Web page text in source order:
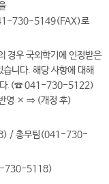
730-5149(FAX)로
경우 국외학기에 인정받은
니다. 해당 사항에 대해
니다.(☎ 041-730-5122)
영 × ⇒ (개정 후)
/ 총무팀(041-730-
730-5118)